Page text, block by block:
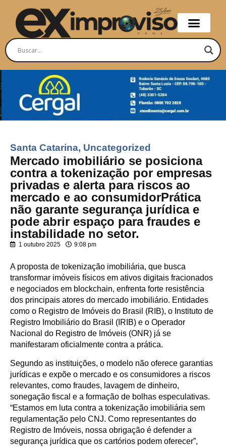
Santa Catarina, Uncategorized
Mercado imobiliário se posiciona
contra a tokenização por empresas
privadas e alerta para riscos ao
mercado e ao consumidorPrática
não garante segurança jurídica e
pode abrir espaço para fraudes e
instabilidade no setor.
1 outubro 2025 9:08 pm
A proposta de tokenização imobiliária, que busca
transformar imóveis físicos em ativos digitais fracionados
e negociados em blockchain, enfrenta forte resistência
dos principais atores do mercado imobiliário. Entidades
como o Registro de Imóveis do Brasil (RIB), o Instituto de
Registro Imobiliário do Brasil (IRIB) e o Operador
Nacional do Registro de Imóveis (ONR) já se
manifestaram oficialmente contra a prática.
Segundo as instituições, o modelo não oferece garantias
jurídicas e expõe o mercado e os consumidores a riscos
relevantes, como fraudes, lavagem de dinheiro,
sonegação fiscal e a formação de bolhas especulativas.
“Estamos em luta contra a tokenização imobiliária sem
regulamentação pelo CNJ. Como representantes do
Registro de Imóveis, nossa obrigação é defender a
segurança jurídica que os cartórios podem oferecer”,